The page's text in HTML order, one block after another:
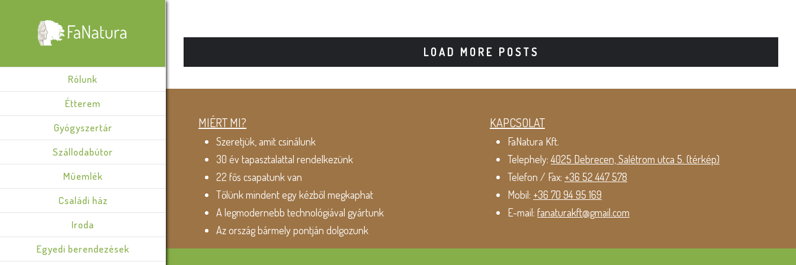
Rólunk
Étterem
Gyógyszertár
Szállodabútor
Műemlék
Családi ház
Iroda
Egyedi berendezések
LOAD MORE POSTS
MIÉRT MI?
Szeretjük, amit csinálunk
30 év tapasztalattal rendelkezünk
22 fős csapatunk van
Tőlünk mindent egy kézből megkaphat
A legmodernebb technológiával gyártunk
Az ország bármely pontján dolgozunk
KAPCSOLAT
FaNatura Kft.
Telephely:4025 Debrecen, Salétrom utca 5. (térkép)
Telefon / Fax: +36 52 447 578
Mobil: +36 70 94 95 169
E-mail: fanaturakft@gmail.com